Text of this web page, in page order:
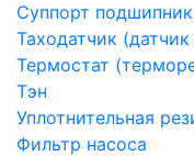
Суппорт
Таходатчик (датчик
Термостат
Тэн
Уплотнительная
Фильтр насоса